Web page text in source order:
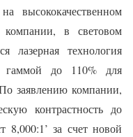
высококачественном
в световом
лазерная технология
гаммой до 110% для
заявлению компании,
контрастность до
8,000:1’ за счет новой